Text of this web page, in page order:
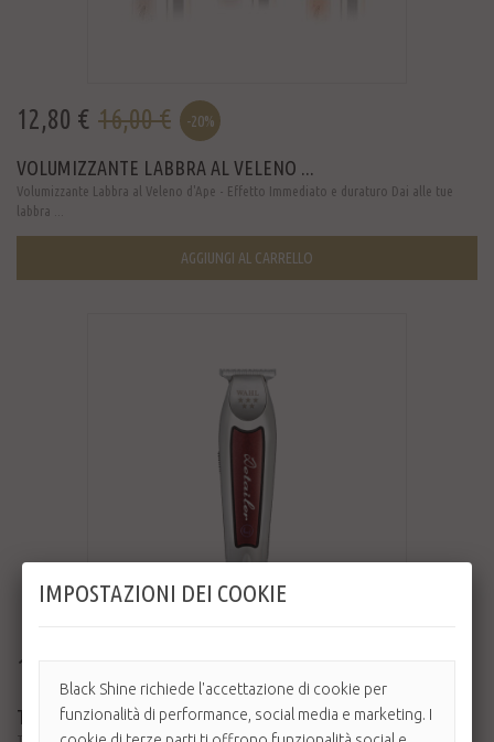
12,80 € 16,00 € -20%
VOLUMIZZANTE LABBRA AL VELENO ...
Volumizzante Labbra al Veleno d'Ape - Effetto Immediato e duraturo Dai alle tue
labbra ...
AGGIUNGI AL CARRELLO
170,10 €
TRIMMER WAHL CORDLESS DETAILER LI
IMPOSTAZIONI DEI COOKIE
Black Shine richiede l'accettazione di cookie per
funzionalità di performance, social media e marketing. I